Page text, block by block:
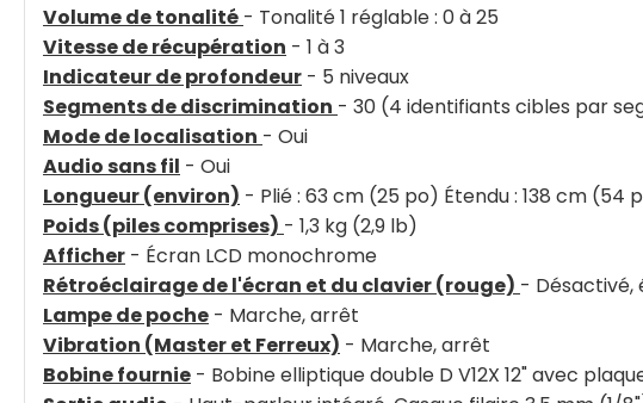
Volume de tonalité - Tonalité 1 réglable : 0 à 25
Vitesse de récupération - 1 à 3
Indicateur de profondeur - 5 niveaux
Segments de discrimination - 30 (4 identifiants cibles par
Mode de localisation - Oui
Audio sans fil - Oui
Longueur (environ) - Plié : 63 cm (25 po) Étendu : 138 cm (54
Poids (piles comprises) - 1,3 kg (2,9 lb)
Afficher - Écran LCD monochrome
Rétroéclairage de l'écran et du clavier (rouge) - Désactivé,
Lampe de poche - Marche, arrêt
Vibration (Master et Ferreux) - Marche, arrêt
Bobine fournie - Bobine elliptique double D V12X 12" avec